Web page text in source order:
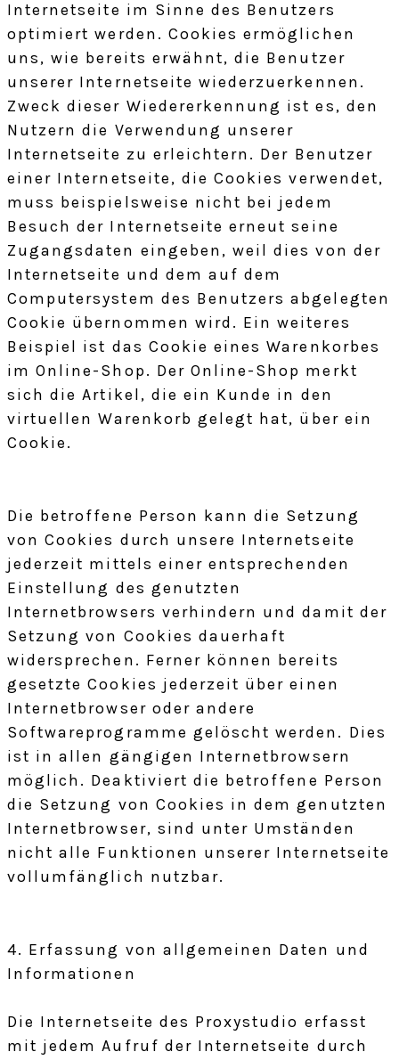
Internetseite im Sinne des Benutzers
optimiert werden. Cookies ermöglichen
uns, wie bereits erwähnt, die Benutzer
unserer Internetseite wiederzuerkennen.
Zweck dieser Wiedererkennung ist es, den
Nutzern die Verwendung unserer
Internetseite zu erleichtern. Der Benutzer
einer Internetseite, die Cookies verwendet,
muss beispielsweise nicht bei jedem
Besuch der Internetseite erneut seine
Zugangsdaten eingeben, weil dies von der
Internetseite und dem auf dem
Computersystem des Benutzers abgelegten
Cookie übernommen wird. Ein weiteres
Beispiel ist das Cookie eines Warenkorbes
im Online-Shop. Der Online-Shop merkt
sich die Artikel, die ein Kunde in den
virtuellen Warenkorb gelegt hat, über ein
Cookie.
Die betroffene Person kann die Setzung
von Cookies durch unsere Internetseite
jederzeit mittels einer entsprechenden
Einstellung des genutzten
Internetbrowsers verhindern und damit der
Setzung von Cookies dauerhaft
widersprechen. Ferner können bereits
gesetzte Cookies jederzeit über einen
Internetbrowser oder andere
Softwareprogramme gelöscht werden. Dies
ist in allen gängigen Internetbrowsern
möglich. Deaktiviert die betroffene Person
die Setzung von Cookies in dem genutzten
Internetbrowser, sind unter Umständen
nicht alle Funktionen unserer Internetseite
vollumfänglich nutzbar.
4. Erfassung von allgemeinen Daten und
Informationen
Die Internetseite des Proxystudio erfasst
mit jedem Aufruf der Internetseite durch